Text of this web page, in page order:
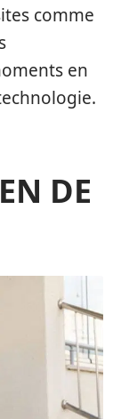
comme
en
DE